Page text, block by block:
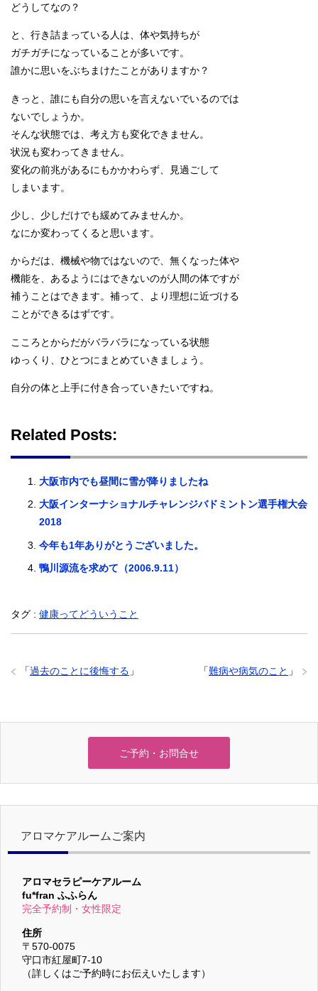
どうしてなの？
と、行き詰まっている人は、体や気持ちが
ガチガチになっていることが多いです。
誰かに思いをぶちまけたことがありますか？
きっと、誰にも自分の思いを言えないでいるのでは
ないでしょうか。
そんな状態では、考え方も変化できません。
状況も変わってきません。
変化の前兆があるにもかかわらず、見過ごして
しまいます。
少し、少しだけでも緩めてみませんか。
なにか変わってくると思います。
からだは、機械や物ではないので、無くなった体や
機能を、あるようにはできないのが人間の体ですが
補うことはできます。補って、より理想に近づける
ことができるはずです。
こころとからだがバラバラになっている状態
ゆっくり、ひとつにまとめていきましょう。
自分の体と上手に付き合っていきたいですね。
Related Posts:
大阪市内でも昼間に雪が降りましたね
大阪インターナショナルチャレンジバドミントン選手権大会
2018
今年も1年ありがとうございました。
鴨川源流を求めて（2006.9.11）
タグ : 健康ってどういうこと
「難病や病気のこと 」
「過去のことに後悔する 」
ご予約・お問合せ
アロマケアルームご案内
アロマセラピーケアルーム
fu*fran ふふらん
完全予約制・女性限定
住所
〒570-0075
守口市紅屋町7-10
（詳しくはご予約時にお伝えいたします）